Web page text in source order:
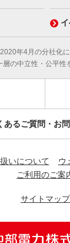
2020年4月の分社化に
の中立性・公平性
あるご質問・お
いについて
ウ
ご利用のご案
サイトマップ